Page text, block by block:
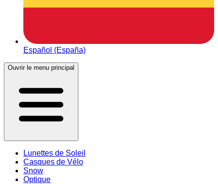
Español (España)
Ouvrir le menu principal
Lunettes de Soleil
Casques de Vélo
Snow
Optique